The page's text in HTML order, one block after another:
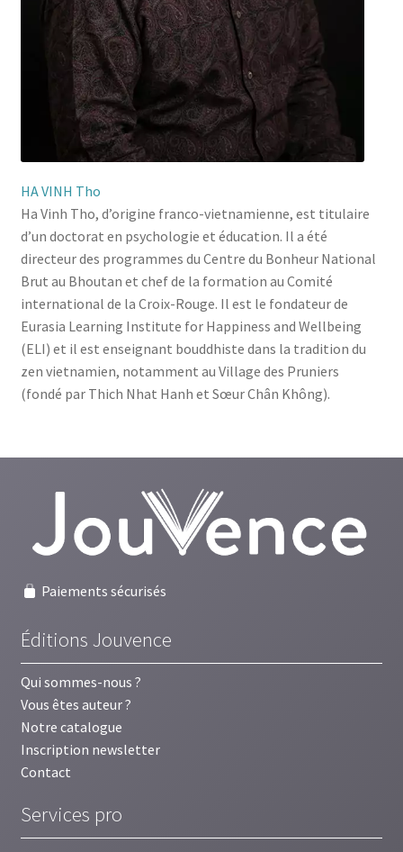
HA VINH Tho
Ha Vinh Tho, d’origine franco-vietnamienne, est titulaire
d’un doctorat en psychologie et éducation. Il a été
directeur des programmes du Centre du Bonheur National
Brut au Bhoutan et chef de la formation au Comité
international de la Croix-Rouge. Il est le fondateur de
Eurasia Learning Institute for Happiness and Wellbeing
(ELI) et il est enseignant bouddhiste dans la tradition du
zen vietnamien, notamment au Village des Pruniers
(fondé par Thich Nhat Hanh et Sœur Chân Không).
Paiements sécurisés
Éditions Jouvence
Qui sommes-nous ?
Vous êtes auteur ?
Notre catalogue
Inscription newsletter
Contact
Services pro